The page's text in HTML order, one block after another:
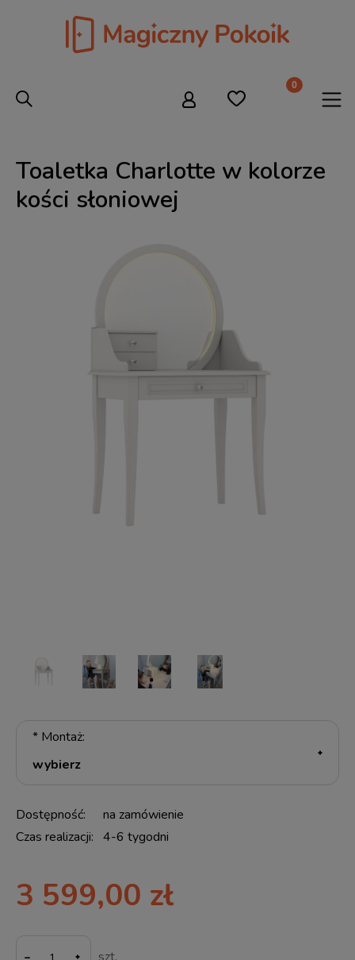
Toaletka Charlotte w kolorze
kości słoniowej
* Montaż:
Dostępność:
na zamówienie
Czas realizacji: 4-6 tygodni
3 599,00 zł